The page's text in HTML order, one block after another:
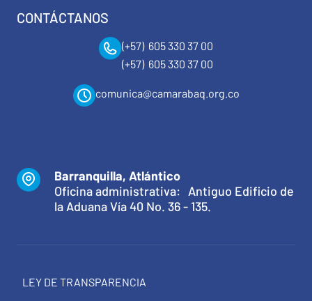
CONTÁCTANOS
(+57) 605 330 37 00
(+57) 605 330 37 00
comunica@camarabaq.org.co
Barranquilla, Atlántico
Oficina administrativa: Antiguo Edificio de
la Aduana Vía 40 No. 36 - 135.
LEY DE TRANSPARENCIA